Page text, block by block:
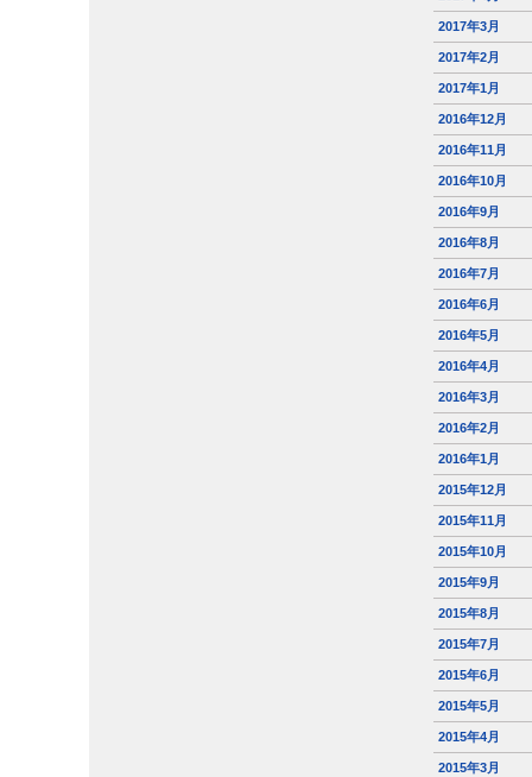
2017年3月
2017年2月
2017年1月
2016年12月
2016年11月
2016年10月
2016年9月
2016年8月
2016年7月
2016年6月
2016年5月
2016年4月
2016年3月
2016年2月
2016年1月
2015年12月
2015年11月
2015年10月
2015年9月
2015年8月
2015年7月
2015年6月
2015年5月
2015年4月
2015年3月